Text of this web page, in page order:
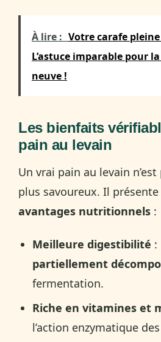
À lire : Votre carafe
L’astuce imparable pour
neuve !
Les bienfaits
pain au levain
Un vrai pain au levain
plus savoureux. Il
avantages nutritionnels :
Meilleure digestibilité
partiellement
fermentation.
Riche en vitamines et
l’action enzymatique